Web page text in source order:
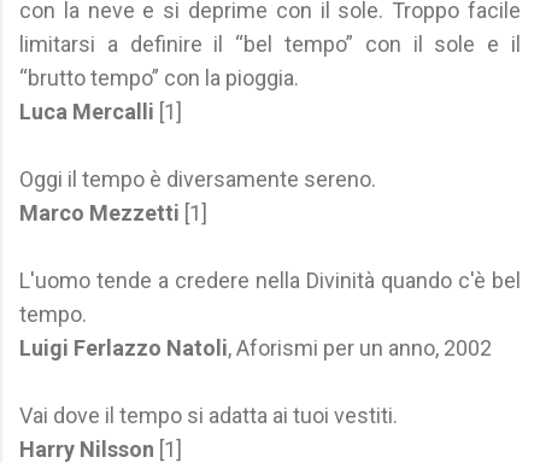
con la neve e si deprime con il sole. Troppo facile
limitarsi a definire il “bel tempo” con il sole e il
“brutto tempo” con la pioggia.
Luca Mercalli [1]
Oggi il tempo è diversamente sereno.
Marco Mezzetti [1]
L'uomo tende a credere nella Divinità quando c'è bel
tempo.
Luigi Ferlazzo Natoli, Aforismi per un anno, 2002
Vai dove il tempo si adatta ai tuoi vestiti.
Harry Nilsson [1]